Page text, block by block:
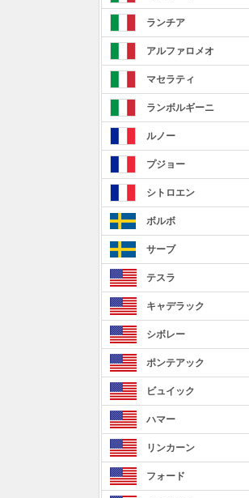
ランチア
アルファロメオ
マセラティ
ランボルギーニ
ルノー
プジョー
シトロエン
ボルボ
サーブ
テスラ
キャデラック
シボレー
ポンテアック
ビュイック
ハマー
リンカーン
フォード